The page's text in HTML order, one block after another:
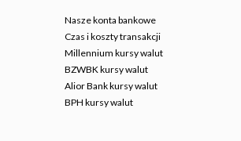
Nasze konta bankowe
Czas i koszty transakcji
Millennium kursy walut
BZWBK kursy walut
Alior Bank kursy walut
BPH kursy walut